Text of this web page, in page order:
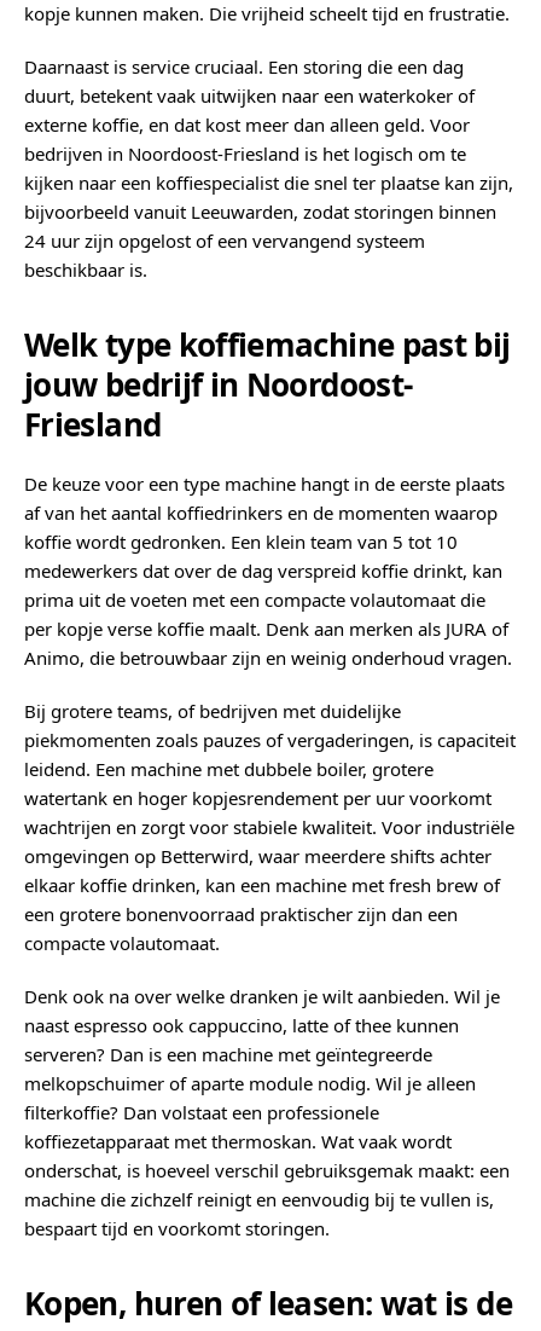
kopje kunnen maken. Die vrijheid scheelt tijd en frustratie.
Daarnaast is service cruciaal. Een storing die een dag
duurt, betekent vaak uitwijken naar een waterkoker of
externe koffie, en dat kost meer dan alleen geld. Voor
bedrijven in Noordoost-Friesland is het logisch om te
kijken naar een koffiespecialist die snel ter plaatse kan zijn,
bijvoorbeeld vanuit Leeuwarden, zodat storingen binnen
24 uur zijn opgelost of een vervangend systeem
beschikbaar is.
Welk type koffiemachine past bij
jouw bedrijf in Noordoost-
Friesland
De keuze voor een type machine hangt in de eerste plaats
af van het aantal koffiedrinkers en de momenten waarop
koffie wordt gedronken. Een klein team van 5 tot 10
medewerkers dat over de dag verspreid koffie drinkt, kan
prima uit de voeten met een compacte volautomaat die
per kopje verse koffie maalt. Denk aan merken als JURA of
Animo, die betrouwbaar zijn en weinig onderhoud vragen.
Bij grotere teams, of bedrijven met duidelijke
piekmomenten zoals pauzes of vergaderingen, is capaciteit
leidend. Een machine met dubbele boiler, grotere
watertank en hoger kopjesrendement per uur voorkomt
wachtrijen en zorgt voor stabiele kwaliteit. Voor industriële
omgevingen op Betterwird, waar meerdere shifts achter
elkaar koffie drinken, kan een machine met fresh brew of
een grotere bonenvoorraad praktischer zijn dan een
compacte volautomaat.
Denk ook na over welke dranken je wilt aanbieden. Wil je
naast espresso ook cappuccino, latte of thee kunnen
serveren? Dan is een machine met geïntegreerde
melkopschuimer of aparte module nodig. Wil je alleen
filterkoffie? Dan volstaat een professionele
koffiezetapparaat met thermoskan. Wat vaak wordt
onderschat, is hoeveel verschil gebruiksgemak maakt: een
machine die zichzelf reinigt en eenvoudig bij te vullen is,
bespaart tijd en voorkomt storingen.
Kopen, huren of leasen: wat is de